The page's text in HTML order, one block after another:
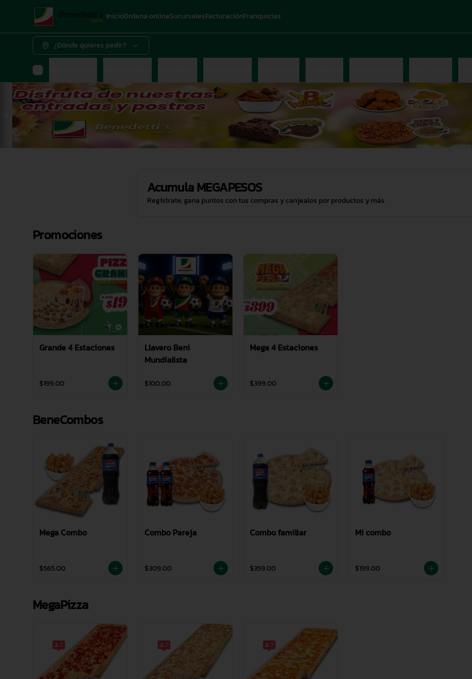
InicioOrdena onlineSucursalesFacturaciónFranquicias
¿Dónde quieres pedir?
AcumulaMEGAPESOS
Regístrate, gana puntos con tus compras y canjealos por productos y más
Promociones
Grande 4 Estaciones
$199.00
Llavero Beni
Mundialista
$100.00
Mega 4 Estaciones
$399.00
BeneCombos
Mega Combo
$565.00
Combo Pareja
$309.00
Combo familiar
$359.00
Mi combo
$199.00
MegaPizza